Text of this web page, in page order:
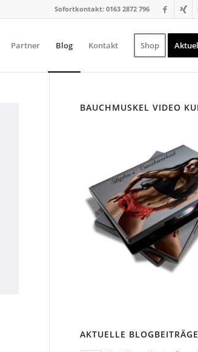
Sofortkontakt: 0163 2872 796
Partner Blog Kontakt Shop
BAUCHMUSKEL VIDEO
AKTUELLE